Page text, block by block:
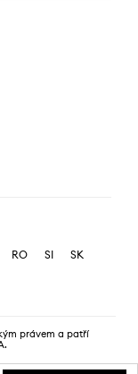
RO SI
SK
právem a patří